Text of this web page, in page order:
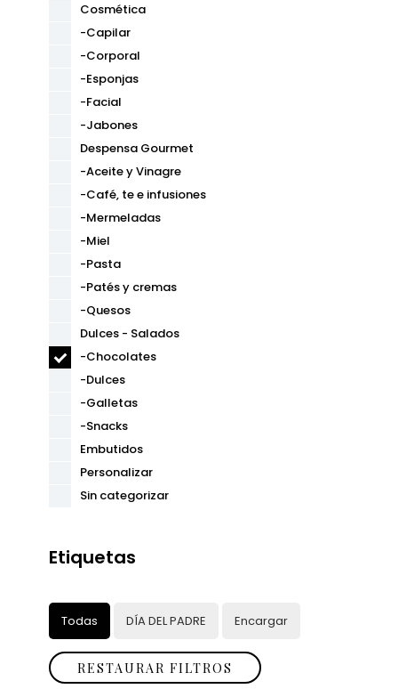
Cosmética
-Capilar
-Corporal
-Esponjas
-Facial
-Jabones
Despensa Gourmet
-Aceite y Vinagre
-Café, te e infusiones
-Mermeladas
-Miel
-Pasta
-Patés y cremas
-Quesos
Dulces - Salados
-Chocolates
-Dulces
-Galletas
-Snacks
Embutidos
Personalizar
Sin categorizar
Etiquetas
Todas DÍA DEL PADRE Encargar
RESTAURAR FILTROS